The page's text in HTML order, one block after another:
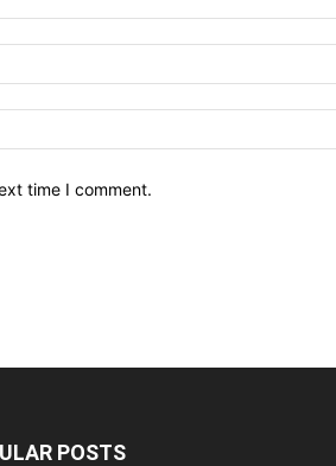
time I comment.
POSTS